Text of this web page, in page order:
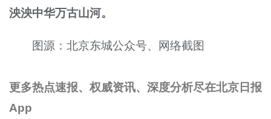
泱泱中华万古山河。
图源：北京东城公众号、网络截图
更多热点速报、权威资讯、深度分析尽在北京日报
App